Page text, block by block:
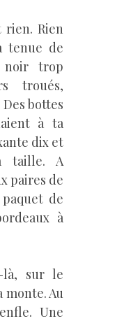
rien. Rien
tenue de
noir trop
troués,
bottes
à ta
dix et
taille. A
paires de
de
à
là, sur le
monte. Au
Une